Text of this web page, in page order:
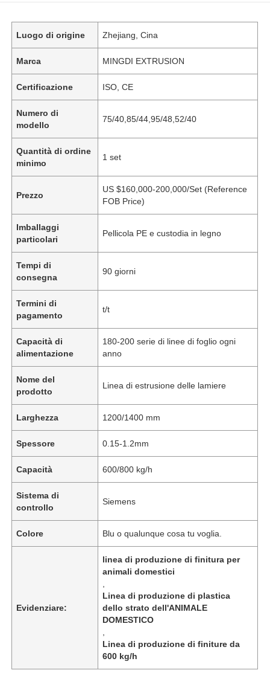
Luogo di origine Zhejiang, Cina
Marca MINGDI EXTRUSION
Certificazione ISO, CE
Numero di
modello
75/40,85/44,95/48,52/40
Quantità di ordine
minimo
1 set
Prezzo
US $160,000-200,000/Set (Reference
FOB Price)
Imballaggi
particolari
Pellicola PE e custodia in legno
Tempi di
consegna
90 giorni
Termini di
pagamento
t/t
Capacità di
alimentazione
180-200 serie di linee di foglio ogni
anno
Nome del
prodotto
Linea di estrusione delle lamiere
Larghezza 1200/1400 mm
Spessore 0.15-1.2mm
Capacità 600/800 kg/h
Sistema di
controllo
Siemens
Colore Blu o qualunque cosa tu voglia.
Evidenziare:
linea di produzione di finitura per
animali domestici
Linea di produzione di plastica
dello strato dell'ANIMALE
DOMESTICO
Linea di produzione di finiture da
600 kg/h